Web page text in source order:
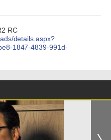
RC
details.aspx?
1847-4839-991d-